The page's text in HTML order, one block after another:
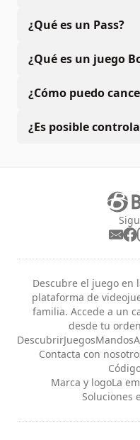
¿Qué es un Pass?
¿Qué es un juego
¿Cómo puedo
¿Es posible
Descubre el juego en
plataforma de
familia. Accede a un
desde tu
DescubrirJuegosMandos
Contacta con
Marca y logoLa
Soluciones